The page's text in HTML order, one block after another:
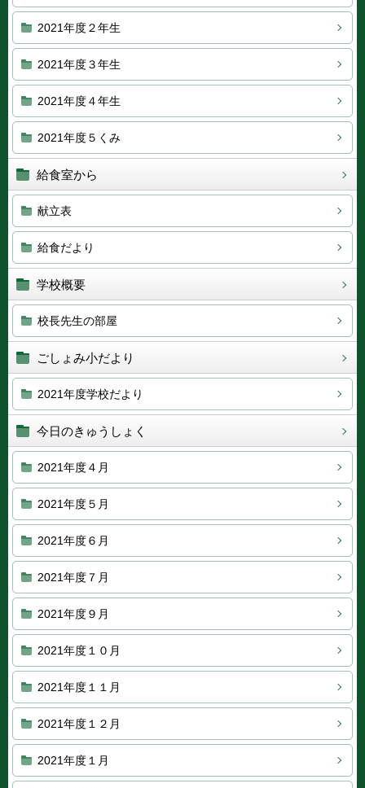
2021年度２年生
2021年度３年生
2021年度４年生
2021年度５くみ
給食室から
献立表
給食だより
学校概要
校長先生の部屋
ごしょみ小だより
2021年度学校だより
今日のきゅうしょく
2021年度４月
2021年度５月
2021年度６月
2021年度７月
2021年度９月
2021年度１０月
2021年度１１月
2021年度１２月
2021年度１月